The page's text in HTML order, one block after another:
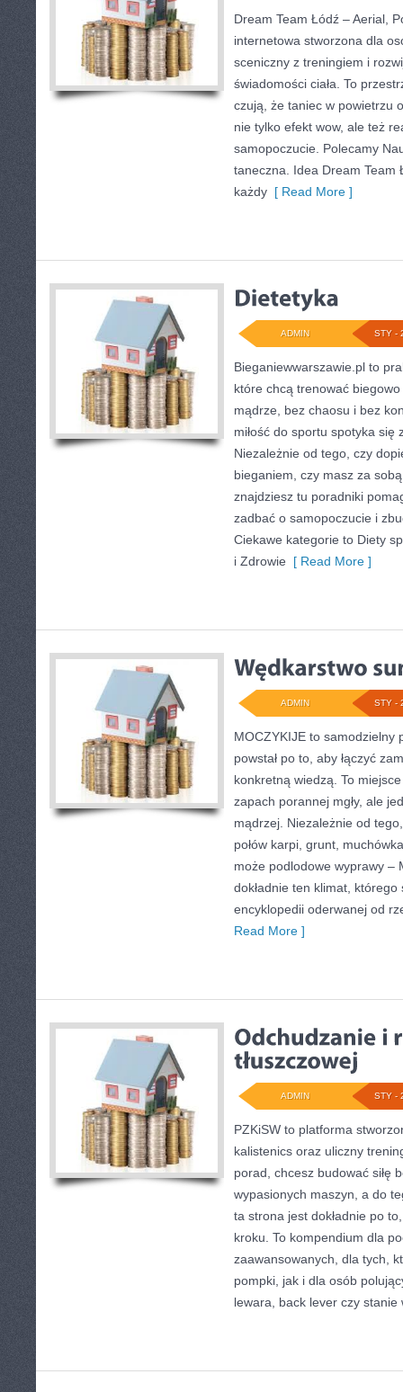
Dream Team Łódź – Aerial,
internetowa stworzona dla
sceniczny z treningiem i
świadomości ciała. To
czują, że taniec w powietrzu
nie tylko efekt wow, ale też
samopoczucie. Polecamy
taneczna. Idea Dream Team
każdy [ Read More ]
STY -
ADMIN
Bieganiewwarszawie.pl to
które chcą trenować
mądrze, bez chaosu i bez
miłość do sportu spotyka się
Niezależnie od tego, czy
bieganiem, czy masz za
znajdziesz tu poradniki
zadbać o samopoczucie i
Ciekawe kategorie to Diety
i Zdrowie [ Read More ]
STY -
ADMIN
MOCZYKIJE to samodzielny
powstał po to, aby łączyć
konkretną wiedzą. To
zapach porannej mgły, ale
mądrzej. Niezależnie od
połów karpi, grunt,
może podlodowe wyprawy –
dokładnie ten klimat,
encyklopedii oderwanej od
Read More ]
STY -
ADMIN
PZKiSW to platforma
kalistenics oraz uliczny
porad, chcesz budować siłę
wypasionych maszyn, a do
ta strona jest dokładnie po
kroku. To kompendium dla
zaawansowanych, dla tych,
pompki, jak i dla osób
lewara, back lever czy stanie